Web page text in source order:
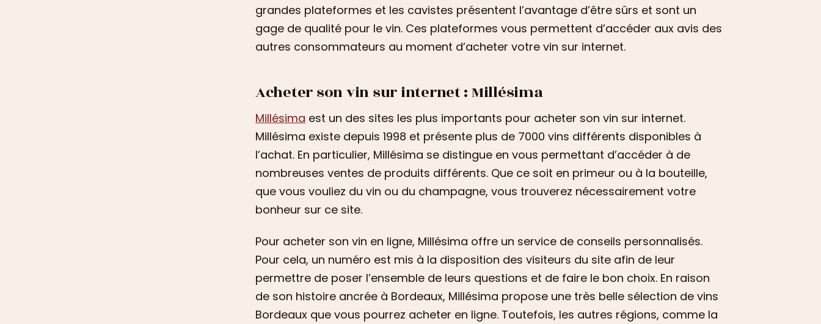
grandes plateformes et les cavistes présentent l’avantage d’être sûrs et sont un
gage de qualité pour le vin. Ces plateformes vous permettent d’accéder aux avis des
autres consommateurs au moment d’acheter votre vin sur internet.
Acheter son vin sur internet : Millésima
Millésima est un des sites les plus importants pour acheter son vin sur internet.
Millésima existe depuis 1998 et présente plus de 7000 vins différents disponibles à
l’achat. En particulier, Millésima se distingue en vous permettant d’accéder à de
nombreuses ventes de produits différents. Que ce soit en primeur ou à la bouteille,
que vous vouliez du vin ou du champagne, vous trouverez nécessairement votre
bonheur sur ce site.
Pour acheter son vin en ligne, Millésima offre un service de conseils personnalisés.
Pour cela, un numéro est mis à la disposition des visiteurs du site afin de leur
permettre de poser l’ensemble de leurs questions et de faire le bon choix. En raison
de son histoire ancrée à Bordeaux, Millésima propose une très belle sélection de vins
Bordeaux que vous pourrez acheter en ligne. Toutefois, les autres régions, comme la